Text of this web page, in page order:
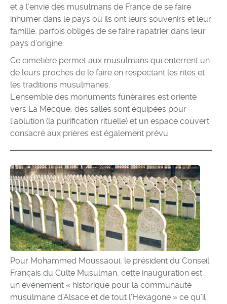
et à l’envie des musulmans de France de se faire
inhumer dans le pays où ils ont leurs souvenirs et leur
famille, parfois obligés de se faire rapatrier dans leur
pays d’origine.
Ce cimetière permet aux musulmans qui enterrent un
de leurs proches de le faire en respectant les rites et
les traditions musulmanes.
L’ensemble des monuments funéraires est orienté
vers La Mecque, des salles sont équipées pour
l’ablution (la purification rituelle) et un espace couvert
consacré aux prières est également prévu.
Pour Mohammed Moussaoui, le président du Conseil
Français du Culte Musulman, cette inauguration est
un événement « historique pour la communauté
musulmane d’Alsace et de tout l’Hexagone » ce qu’il